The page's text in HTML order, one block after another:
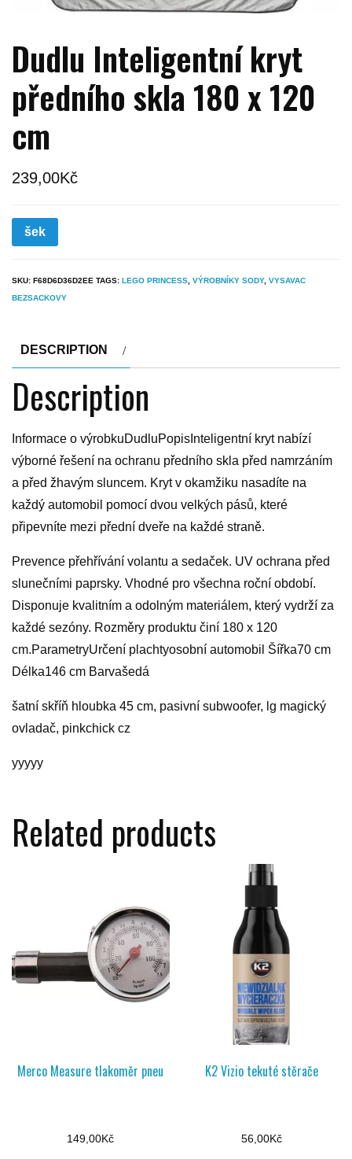
Dudlu Inteligentní kryt
předního skla 180 x 120
cm
239,00Kč
šek
SKU: F68D6D36D2EE TAGS: LEGO PRINCESS VÝROBNÍKY SODY, VYSAVAC
BEZSACKOVY
DESCRIPTION
Description
Informace o výrobkuDudluPopisInteligentní kryt nabízí
výborné řešení na ochranu předního skla před namrzáním
a před žhavým sluncem. Kryt v okamžiku nasadíte na
každý automobil pomocí dvou velkých pásů, které
připevníte mezi přední dveře na každé straně.
Prevence přehřívání volantu a sedaček. UV ochrana před
slunečními paprsky. Vhodné pro všechna roční období.
Disponuje kvalitním a odolným materiálem, který vydrží za
každé sezóny. Rozměry produktu činí 180 x 120
cm.ParametryUrčení plachtyosobní automobil Šířka70 cm
Délka146 cm Barvašedá
šatní skříň hloubka 45 cm, pasivní subwoofer, lg magický
ovladač, pinkchick cz
yyyyy
Related products
Merco Measure tlakoměr pneu
149,00Kč
K2 Vizio tekuté stěrače
56,00Kč